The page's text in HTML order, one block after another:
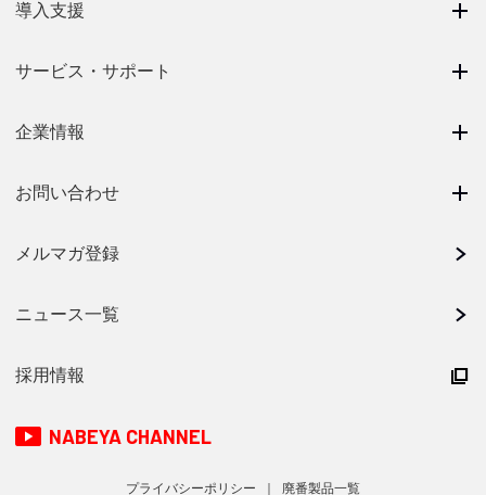
導入支援
サービス・サポート
企業情報
お問い合わせ
メルマガ登録
ニュース一覧
採用情報
NABEYA CHANNEL
プライバシーポリシー 廃番製品一覧